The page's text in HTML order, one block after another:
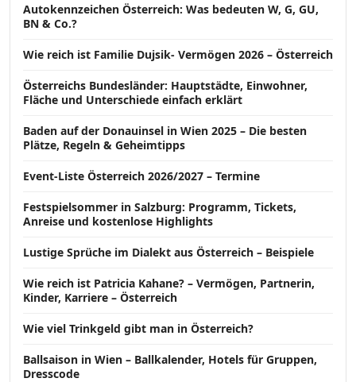
Autokennzeichen Österreich: Was bedeuten W, G, GU,
BN & Co.?
Wie reich ist Familie Dujsik- Vermögen 2026 – Österreich
Österreichs Bundesländer: Hauptstädte, Einwohner,
Fläche und Unterschiede einfach erklärt
Baden auf der Donauinsel in Wien 2025 – Die besten
Plätze, Regeln & Geheimtipps
Event-Liste Österreich 2026/2027 – Termine
Festspielsommer in Salzburg: Programm, Tickets,
Anreise und kostenlose Highlights
Lustige Sprüche im Dialekt aus Österreich – Beispiele
Wie reich ist Patricia Kahane? – Vermögen, Partnerin,
Kinder, Karriere – Österreich
Wie viel Trinkgeld gibt man in Österreich?
Ballsaison in Wien – Ballkalender, Hotels für Gruppen,
Dresscode